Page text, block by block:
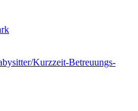
Kurzzeit-Betreuungs-